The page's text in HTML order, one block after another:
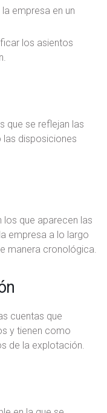
empresa en un
los asientos
que se reflejan las
las disposiciones
los que aparecen las
empresa a lo largo
manera cronológica.
cuentas que
y tienen como
de la explotación.